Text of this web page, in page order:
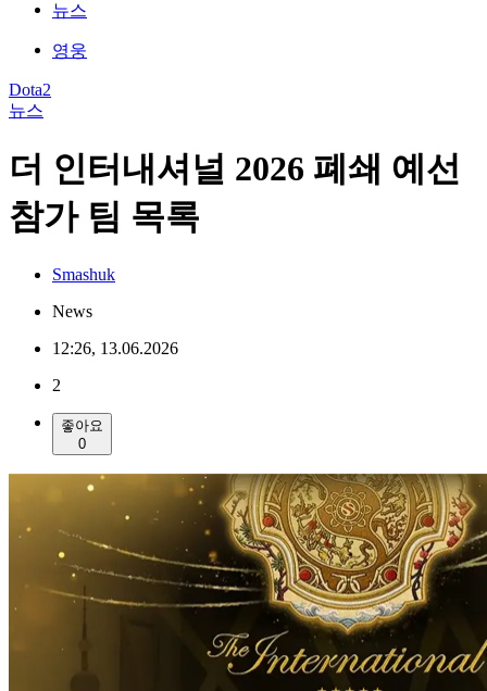
뉴스
영웅
Dota2
뉴스
더 인터내셔널 2026 폐쇄 예선
참가 팀 목록
Smashuk
News
12:26, 13.06.2026
2
좋아요
0